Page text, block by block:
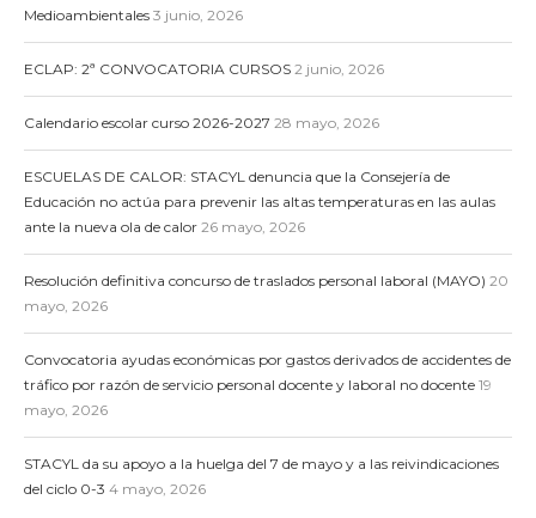
Medioambientales 3 junio, 2026
ECLAP: 2ª CONVOCATORIA CURSOS 2 junio, 2026
Calendario escolar curso 2026-2027 28 mayo, 2026
ESCUELAS DE CALOR: STACYL denuncia que la Consejería de
Educación no actúa para prevenir las altas temperaturas en las aulas
ante la nueva ola de calor 26 mayo, 2026
Resolución definitiva concurso de traslados personal laboral (MAYO) 20
mayo, 2026
Convocatoria ayudas económicas por gastos derivados de accidentes de
tráfico por razón de servicio personal docente y laboral no docente 19
mayo, 2026
STACYL da su apoyo a la huelga del 7 de mayo y a las reivindicaciones
del ciclo 0-3 4 mayo, 2026